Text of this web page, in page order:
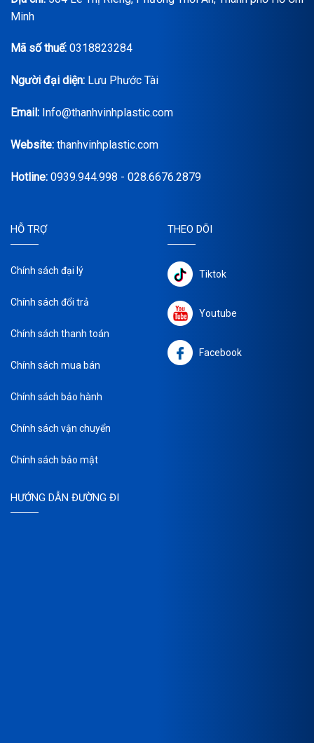
Minh
Mã số thuế: 0318823284
Người đại diện: Lưu Phước Tài
Email: Info@thanhvinhplastic.com
Website: thanhvinhplastic.com
Hotline: 0939.944.998 - 028.6676.2879
HỖ TRỢ
Chính sách đại lý
Chính sách đổi trả
Chính sách thanh toán
Chính sách mua bán
Chính sách bảo hành
Chính sách vận chuyển
Chính sách bảo mật
THEO DÕI
Tiktok
Youtube
Facebook
HƯỚNG DẪN ĐƯỜNG ĐI